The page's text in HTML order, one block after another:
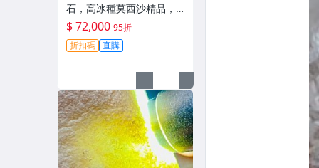
石，高冰種莫西沙精品，
冰質足夠出色適合收藏。
高冰翡翠 翡翠原石 翡翠手
札
$ 72,000 95折
折扣碼 直購